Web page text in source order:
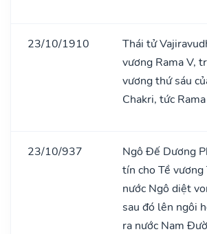
23/10/1910
Thái tử
vương Rama V,
vương thứ sáu
Chakri, tức
23/10/937
Ngô Đế Dương
tín cho Tề vương
nước Ngô diệt
sau đó lên ngôi
ra nước Nam